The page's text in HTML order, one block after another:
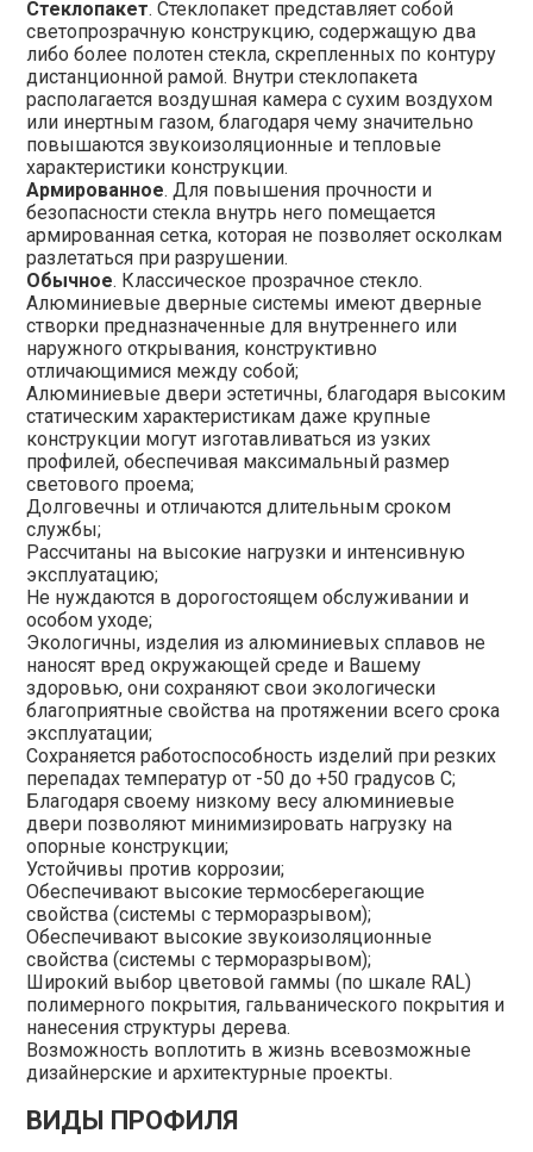
Стеклопакет. Стеклопакет представляет собой
светопрозрачную конструкцию, содержащую два
либо более полотен стекла, скрепленных по контуру
дистанционной рамой. Внутри стеклопакета
располагается воздушная камера с сухим воздухом
или инертным газом, благодаря чему значительно
повышаются звукоизоляционные и тепловые
характеристики конструкции.
Армированное. Для повышения прочности и
безопасности стекла внутрь него помещается
армированная сетка, которая не позволяет осколкам
разлетаться при разрушении.
Обычное. Классическое прозрачное стекло.
Алюминиевые дверные системы имеют дверные
створки предназначенные для внутреннего или
наружного открывания, конструктивно
отличающимися между собой;
Алюминиевые двери эстетичны, благодаря высоким
статическим характеристикам даже крупные
конструкции могут изготавливаться из узких
профилей, обеспечивая максимальный размер
светового проема;
Долговечны и отличаются длительным сроком
службы;
Рассчитаны на высокие нагрузки и интенсивную
эксплуатацию;
Не нуждаются в дорогостоящем обслуживании и
особом уходе;
Экологичны, изделия из алюминиевых сплавов не
наносят вред окружающей среде и Вашему
здоровью, они сохраняют свои экологически
благоприятные свойства на протяжении всего срока
эксплуатации;
Сохраняется работоспособность изделий при резких
перепадах температур от -50 до +50 градусов С;
Благодаря своему низкому весу алюминиевые
двери позволяют минимизировать нагрузку на
опорные конструкции;
Устойчивы против коррозии;
Обеспечивают высокие термосберегающие
свойства (системы с терморазрывом);
Обеспечивают высокие звукоизоляционные
свойства (системы с терморазрывом);
Широкий выбор цветовой гаммы (по шкале RAL)
полимерного покрытия, гальванического покрытия и
нанесения структуры дерева.
Возможность воплотить в жизнь всевозможные
дизайнерские и архитектурные проекты.
ВИДЫ ПРОФИЛЯ